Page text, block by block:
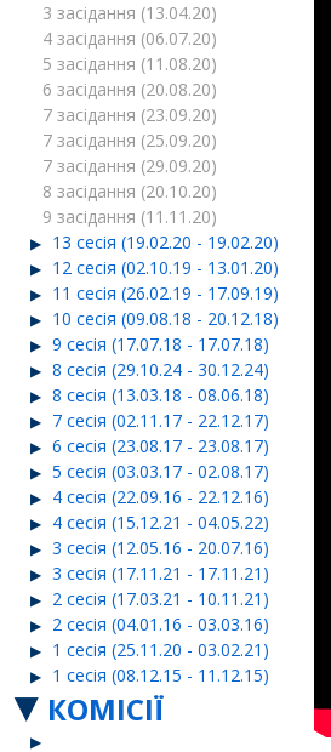
3 засідання (13.04.20)
4 засідання (06.07.20)
5 засідання (11.08.20)
6 засідання (20.08.20)
7 засідання (23.09.20)
7 засідання (25.09.20)
7 засідання (29.09.20)
8 засідання (20.10.20)
9 засідання (11.11.20)
13 сесія (19.02.20 - 19.02.20)
12 сесія (02.10.19 - 13.01.20)
11 сесія (26.02.19 - 17.09.19)
10 сесія (09.08.18 - 20.12.18)
9 сесія (17.07.18 - 17.07.18)
8 сесія (29.10.24 - 30.12.24)
8 сесія (13.03.18 - 08.06.18)
7 сесія (02.11.17 - 22.12.17)
6 сесія (23.08.17 - 23.08.17)
5 сесія (03.03.17 - 02.08.17)
4 сесія (22.09.16 - 22.12.16)
4 сесія (15.12.21 - 04.05.22)
3 сесія (12.05.16 - 20.07.16)
3 сесія (17.11.21 - 17.11.21)
2 сесія (17.03.21 - 10.11.21)
2 сесія (04.01.16 - 03.03.16)
1 сесія (25.11.20 - 03.02.21)
1 сесія (08.12.15 - 11.12.15)
КОМІСІЇ